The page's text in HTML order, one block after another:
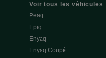
Voir tous les véhicules
Peaq
Epiq
Enyaq
Enyaq Coupé